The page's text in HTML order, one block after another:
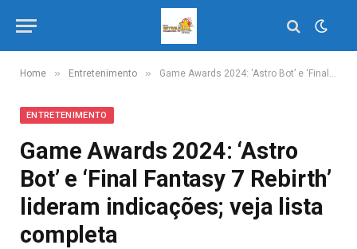
Home » Entretenimento » Game Awards 2024: ‘Astro Bot’ e ‘Final Fantasy 7 Rebirth’ lideram indicações; veja lista completa
ENTRETENIMENTO
Game Awards 2024: ‘Astro
Bot’ e ‘Final Fantasy 7 Rebirth’
lideram indicações; veja lista
completa